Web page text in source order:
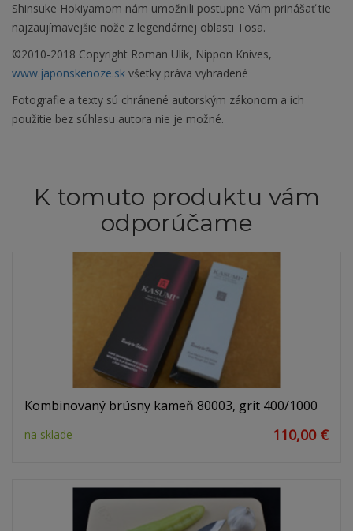
Shinsuke Hokiyamom nám umožnili postupne Vám prinášať tie
najzaujímavejšie nože z legendárnej oblasti Tosa.
©2010-2018 Copyright Roman Ulík, Nippon Knives,
www.japonskenoze.sk všetky práva vyhradené
Fotografie a texty sú chránené autorským zákonom a ich
použitie bez súhlasu autora nie je možné.
K tomuto produktu vám
odporúčame
Kombinovaný brúsny kameň 80003, grit 400/1000
na sklade 110,00 €